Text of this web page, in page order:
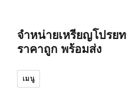
จำหน่ายเหรียญโปรย
ราคาถูก พร้อมส่ง
เมนู